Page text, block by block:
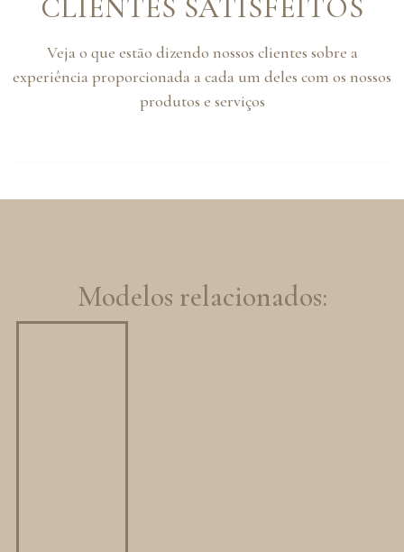
CLIENTES SATISFEITOS
Veja o que estão dizendo nossos clientes sobre a
experiência proporcionada a cada um deles com os nossos
produtos e serviços
Modelos relacionados: